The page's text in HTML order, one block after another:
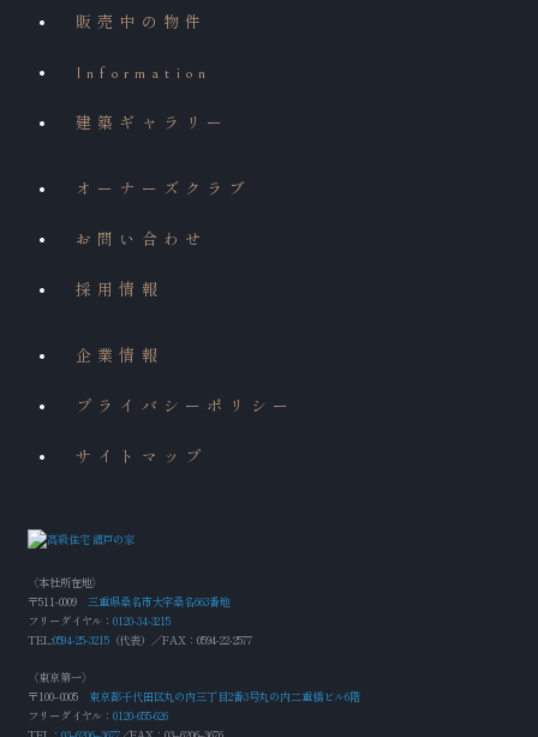
〈本社所在地〉
〒511-0009三重県桑名市大字桑名663番地
フリーダイヤル：0120-34-3215
TEL:0594-25-3215（代表）／FAX：0594-22-2577
〈東京第一〉
〒100‒0005 東京都千代田区丸の内三丁目2番3号丸の内二重橋ビル6階
フリーダイヤル：0120-655-626
販売中の物件
Information
建築ギャラリー
オーナーズクラブ
お問い合わせ
採用情報
企業情報
プライバシーポリシー
サイトマップ